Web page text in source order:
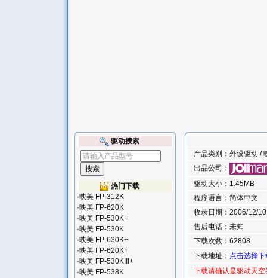
产品类别：外设驱动 /
出品公司：
驱动大小：1.45MB
程序语言：简体中文
收录日期：2006/12/
售后电话：未知
下载次数：62808
下载地址： 点击选择
下载请确认是驱动天
驱动搜索
热门下载
·映美 FP-312K
·映美 FP-620K
·映美 FP-530K+
·映美 FP-530K
·映美 FP-630K+
·映美 FP-620K+
·映美 FP-530KIII+
·映美 FP-538K